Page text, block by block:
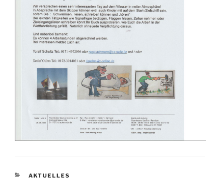
KATEGORIEN
AKTUELLES